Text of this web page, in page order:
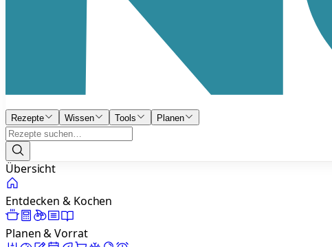
Rezepte Wissen Tools Planen
Übersicht
Entdecken & Kochen
Planen & Vorrat